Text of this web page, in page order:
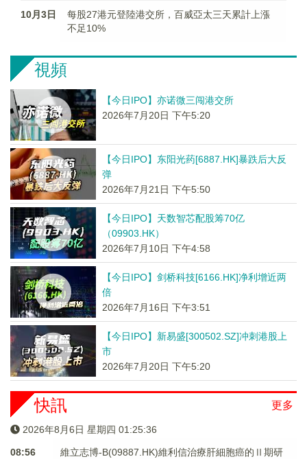
10月3日
每股27港元登陸港交所，百威亞太三天累計上漲
不足10%
視頻
【今日IPO】亦诺微三闯港交所
2026年7月20日 下午5:20
【今日IPO】东阳光药[6887.HK]暴跌后大反
弹
2026年7月21日 下午5:50
【今日IPO】天数智芯配股筹70亿
（09903.HK）
2026年7月10日 下午4:58
【今日IPO】剑桥科技[6166.HK]净利增近两
倍
2026年7月16日 下午3:51
【今日IPO】新易盛[300502.SZ]冲刺港股上
市
2026年7月20日 下午5:20
更多
快訊
2026年8月6日 星期四 01:25:37
08:56
維立志博-B(09887.HK)維利信治療肝細胞癌的Ⅱ期研